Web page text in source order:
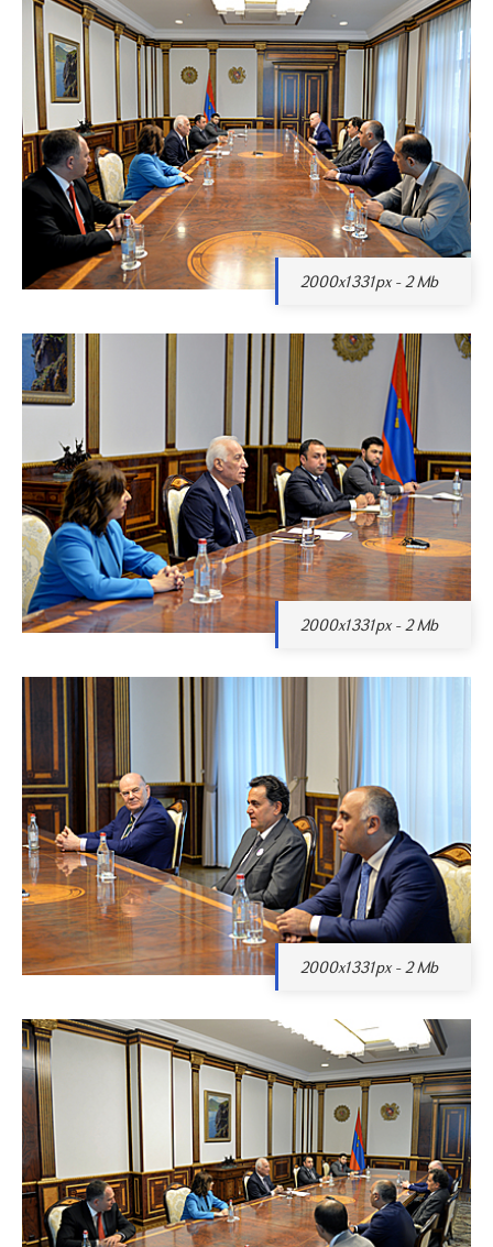
2000x1331px - 2 Mb
2000x1331px - 2 Mb
2000x1331px - 2 Mb